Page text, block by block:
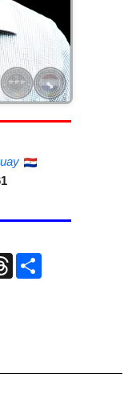
ThreadsCompartir